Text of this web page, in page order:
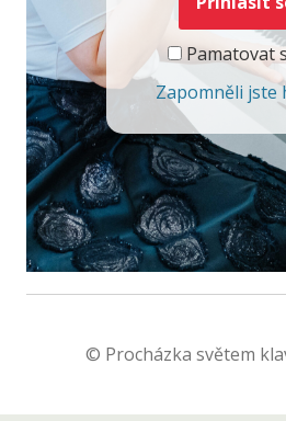
Pamatovat
Zapomněli jste
© Procházka světem